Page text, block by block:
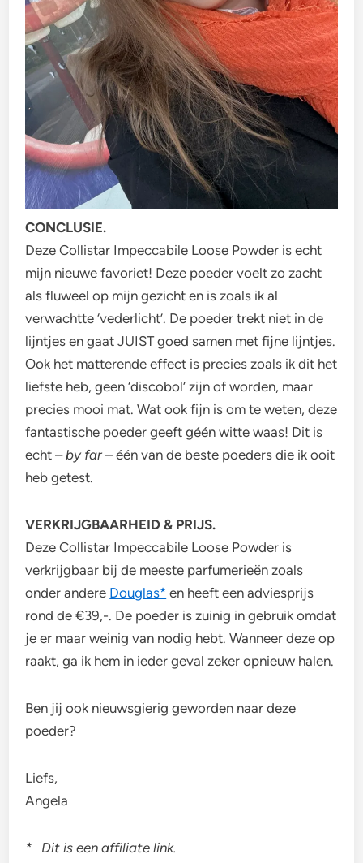
CONCLUSIE.
Deze Collistar Impeccabile Loose Powder is echt
mijn nieuwe favoriet! Deze poeder voelt zo zacht
als fluweel op mijn gezicht en is zoals ik al
verwachtte ‘vederlicht’. De poeder trekt niet in de
lijntjes en gaat JUIST goed samen met fijne lijntjes.
Ook het matterende effect is precies zoals ik dit het
liefste heb, geen ‘discobol’ zijn of worden, maar
precies mooi mat. Wat ook fijn is om te weten, deze
fantastische poeder geeft géén witte waas! Dit is
echt –by far – één van de beste poeders die ik ooit
heb getest.
VERKRIJGBAARHEID & PRIJS.
Deze Collistar Impeccabile Loose Powder is
verkrijgbaar bij de meeste parfumerieën zoals
onder andere Douglas* en heeft een adviesprijs
rond de €39,-. De poeder is zuinig in gebruik omdat
je er maar weinig van nodig hebt. Wanneer deze op
raakt, ga ik hem in ieder geval zeker opnieuw halen.
Ben jij ook nieuwsgierig geworden naar deze
poeder?
Liefs,
Angela
* Dit is een affiliate link.